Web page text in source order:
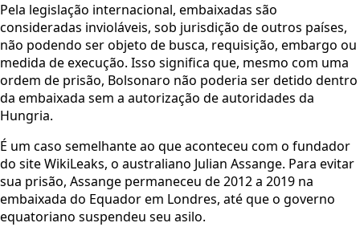
Pela legislação internacional, embaixadas são
consideradas invioláveis, sob jurisdição de outros países,
não podendo ser objeto de busca, requisição, embargo ou
medida de execução. Isso significa que, mesmo com uma
ordem de prisão, Bolsonaro não poderia ser detido dentro
da embaixada sem a autorização de autoridades da
Hungria.
É um caso semelhante ao que aconteceu com o fundador
do site WikiLeaks, o australiano Julian Assange. Para evitar
sua prisão, Assange permaneceu de 2012 a 2019 na
embaixada do Equador em Londres, até que o governo
equatoriano suspendeu seu asilo.